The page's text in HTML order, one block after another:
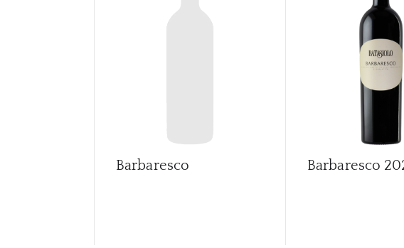
Barbaresco Barbaresco